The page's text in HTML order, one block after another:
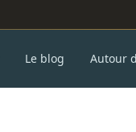
Le blog Autour